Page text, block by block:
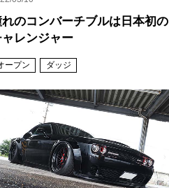
のコンバーチブルは日本初の
レンジャー
ープン ダッジ